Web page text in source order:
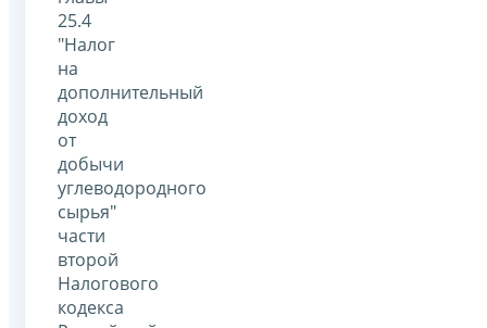
25.4
"Налог
на
дополнительный
доход
от
добычи
углеводородного
сырья"
части
второй
Налогового
кодекса